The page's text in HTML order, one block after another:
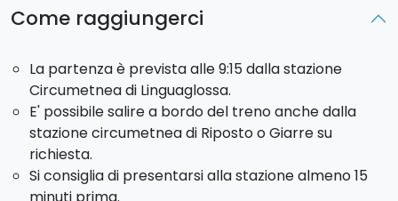
La partenza è prevista alle 9:15 dalla stazione
Circumetnea di Linguaglossa.
circumetnea di Riposto o Giarre su richiesta.
Si consiglia di presentarsi alla stazione almeno 15
minuti prima.
Le 2 cantine incluse nell'itinerario si trovano tra
Linguaglossa, Castiglione di Sicilia e Randazzo
Come raggiungerci
La partenza è prevista alle 9:15 dalla stazione
Circumetnea di Linguaglossa.
E' possibile salire a bordo del treno anche dalla
stazione circumetnea di Riposto o Giarre su
richiesta.
Si consiglia di presentarsi alla stazione almeno 15
minuti prima.